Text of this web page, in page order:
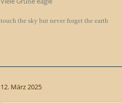
touch the sky but never forget the earth
12. März 2025